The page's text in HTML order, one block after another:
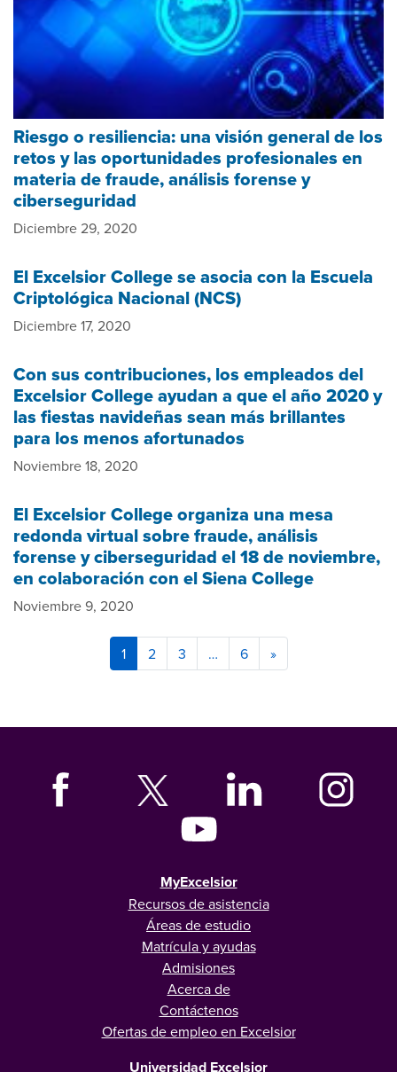
Riesgo o resiliencia: una visión general de los
retos y las oportunidades profesionales en
materia de fraude, análisis forense y
ciberseguridad
Diciembre 29, 2020
El Excelsior College se asocia con la Escuela
Criptológica Nacional (NCS)
Diciembre 17, 2020
Con sus contribuciones, los empleados del
Excelsior College ayudan a que el año 2020 y
las fiestas navideñas sean más brillantes
para los menos afortunados
Noviembre 18, 2020
El Excelsior College organiza una mesa
redonda virtual sobre fraude, análisis
forense y ciberseguridad el 18 de noviembre,
en colaboración con el Siena College
Noviembre 9, 2020
1 2 3 … 6 »
MyExcelsior
Recursos de asistencia
Áreas de estudio
Matrícula y ayudas
Admisiones
Acerca de
Contáctenos
Ofertas de empleo en Excelsior
Universidad Excelsior